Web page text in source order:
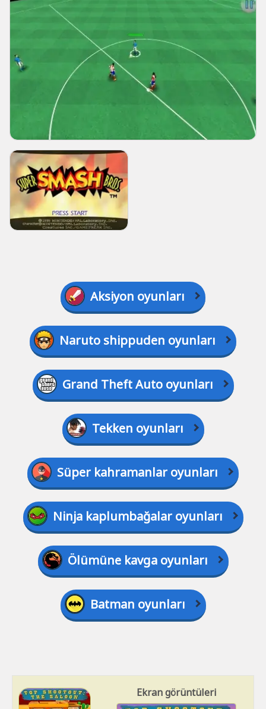
Aksiyon oyunları
Naruto shippuden oyunları
Grand Theft Auto oyunları
Tekken oyunları
Süper kahramanlar oyunları
Ninja kaplumbağalar oyunları
Ölümüne kavga oyunları
Batman oyunları
Ekran görüntüleri